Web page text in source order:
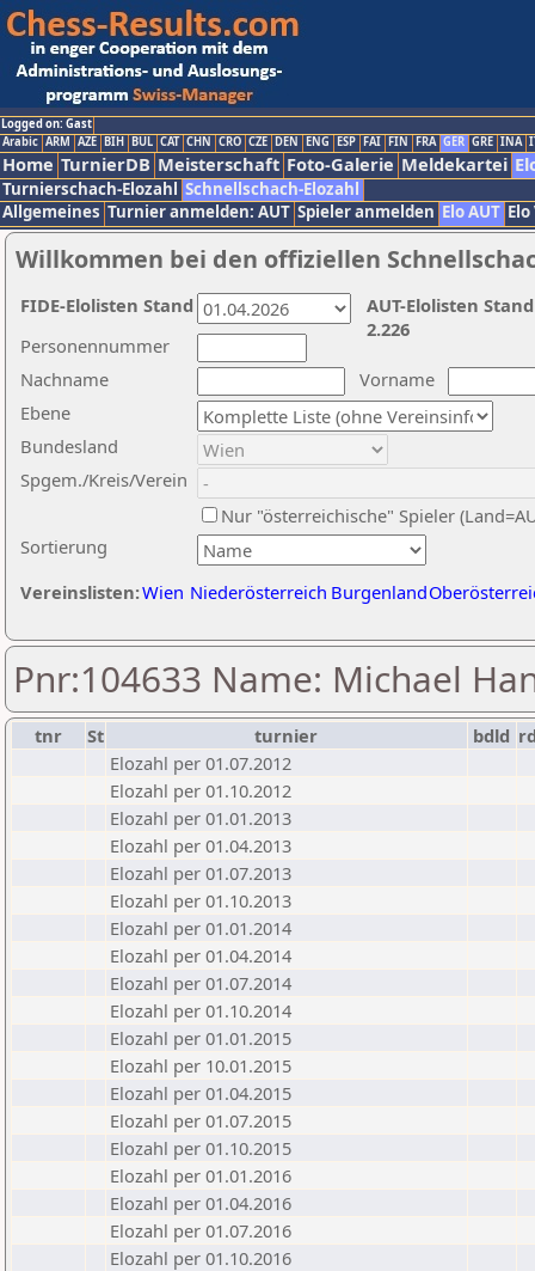
Logged on: Gast
Arabic ARM AZE BIH BUL CAT CHN CRO CZE DEN ENG ESP FAI FIN FRA GER GRE INA
Home TurnierDB Meisterschaft Foto-Galerie Meldekartei
Turnierschach-Elozahl Schnellschach-Elozahl
Allgemeines Turnier anmelden: AUT Spieler anmelden Elo AUT
Willkommen bei den offiziellen
Nachname
Vorname
Ebene
Sortierung
Personennummer
Bundesland
Spgem./Kreis/Verein
Nur "österreichische" Spieler
Vereinslisten:Wien Niederösterreich Burgenland
AUT-Elolisten
2.226
FIDE-Elolisten Stand
Pnr:104633 Name: Michael
tnr St turnier bdld
Elozahl per 01.07.2012
Elozahl per 01.10.2012
Elozahl per 01.01.2013
Elozahl per 01.04.2013
Elozahl per 01.07.2013
Elozahl per 01.10.2013
Elozahl per 01.01.2014
Elozahl per 01.04.2014
Elozahl per 01.07.2014
Elozahl per 01.10.2014
Elozahl per 01.01.2015
Elozahl per 10.01.2015
Elozahl per 01.04.2015
Elozahl per 01.07.2015
Elozahl per 01.10.2015
Elozahl per 01.01.2016
Elozahl per 01.04.2016
Elozahl per 01.07.2016
Elozahl per 01.10.2016